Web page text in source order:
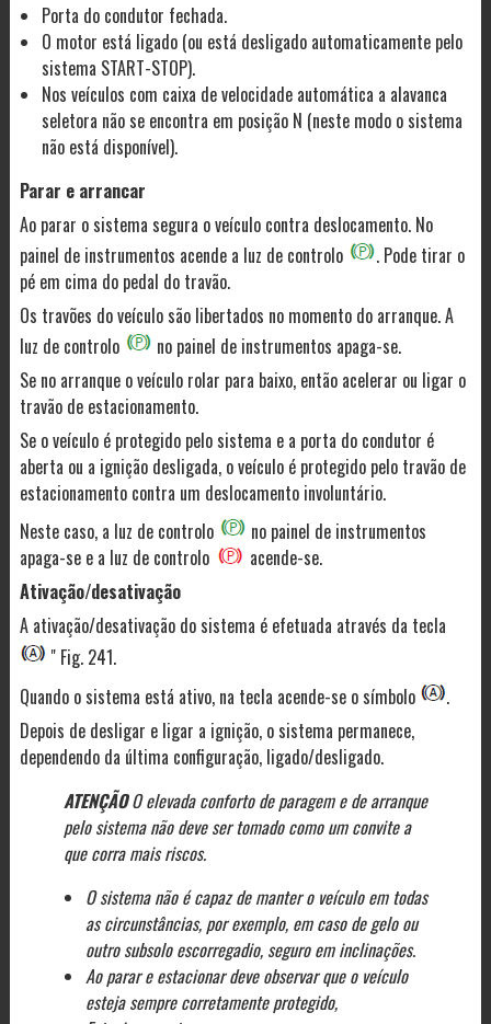
Porta do condutor fechada.
O motor está ligado (ou está desligado automaticamente pelo
sistema START-STOP).
Nos veículos com caixa de velocidade automática a alavanca
seletora não se encontra em posição N (neste modo o sistema
não está disponível).
Parar e arrancar
Ao parar o sistema segura o veículo contra deslocamento. No
painel de instrumentos acende a luz de controlo
. Pode tirar o
pé em cima do pedal do travão.
Os travões do veículo são libertados no momento do arranque. A
luz de controlo
no painel de instrumentos apaga-se.
Se no arranque o veículo rolar para baixo, então acelerar ou ligar o
travão de estacionamento.
Se o veículo é protegido pelo sistema e a porta do condutor é
aberta ou a ignição desligada, o veículo é protegido pelo travão de
estacionamento contra um deslocamento involuntário.
Neste caso, a luz de controlo
no painel de instrumentos
apaga-se e a luz de controlo
acende-se.
Ativação/desativação
A ativação/desativação do sistema é efetuada através da tecla
" Fig. 241.
Quando o sistema está ativo, na tecla acende-se o símbolo
.
Depois de desligar e ligar a ignição, o sistema permanece,
dependendo da última configuração, ligado/desligado.
ATENÇÃOO elevada conforto de paragem e de arranque
pelo sistema não deve ser tomado como um convite a
que corra mais riscos.
O sistema não é capaz de manter o veículo em todas
as circunstâncias, por exemplo, em caso de gelo ou
outro subsolo escorregadio, seguro em inclinações.
Ao parar e estacionar deve observar que o veículo
esteja sempre corretamente protegido,